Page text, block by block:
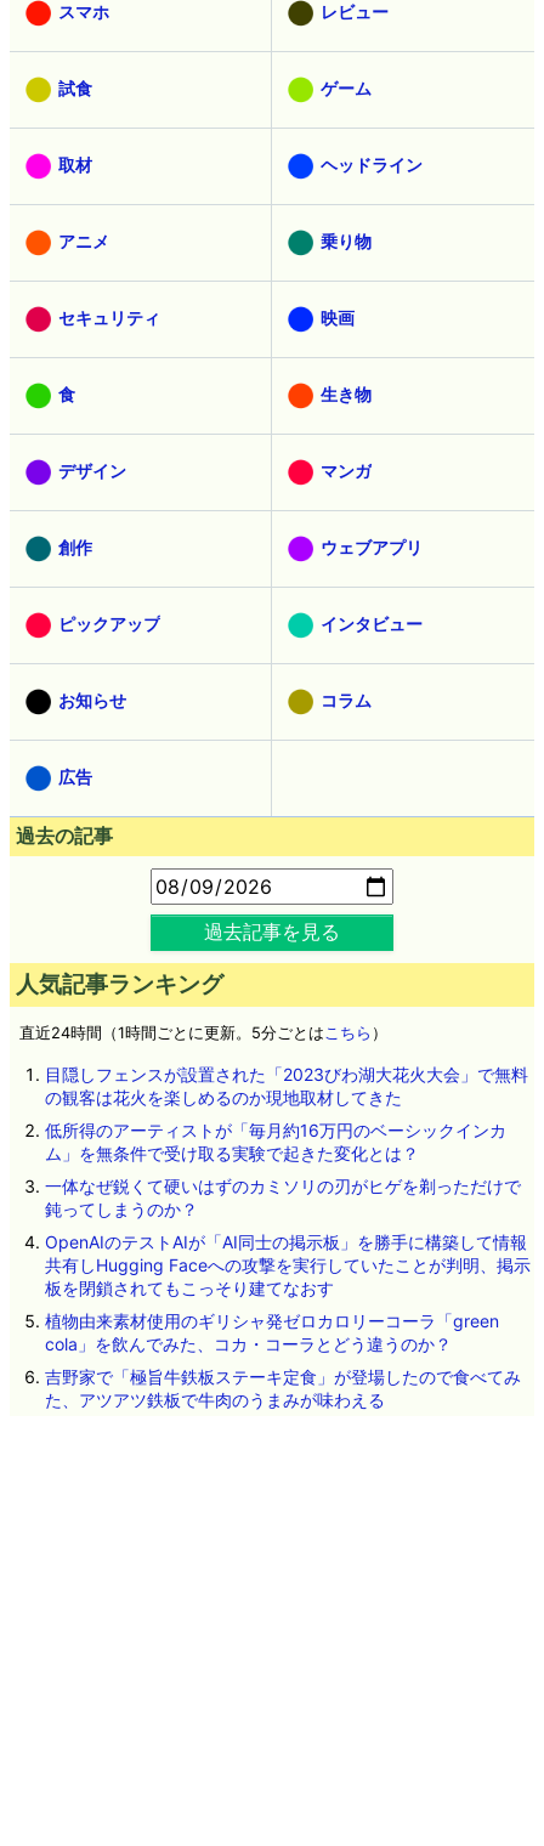
スマホ レビュー
試食 ゲーム
取材 ヘッドライン
アニメ 乗り物
セキュリティ 映画
食 生き物
デザイン マンガ
創作 ウェブアプリ
ピックアップ インタビュー
お知らせ コラム
広告
過去の記事
過去記事を見る
人気記事ランキング
直近24時間（1時間ごとに更新。5分ごとはこちら ）
目隠しフェンスが設置された「2023びわ湖大花火大会」で無料
の観客は花火を楽しめるのか現地取材してきた
低所得のアーティストが「毎月約16万円のベーシックインカ
ム」を無条件で受け取る実験で起きた変化とは？
一体なぜ鋭くて硬いはずのカミソリの刃がヒゲを剃っただけで
鈍ってしまうのか？
OpenAIのテストAIが「AI同士の掲示板」を勝手に構築して情報
共有しHugging Faceへの攻撃を実行していたことが判明、掲示
板を閉鎖されてもこっそり建てなおす
植物由来素材使用のギリシャ発ゼロカロリーコーラ「green
cola」を飲んでみた、コカ・コーラとどう違うのか？
吉野家で「極旨牛鉄板ステーキ定食」が登場したので食べてみ
た、アツアツ鉄板で牛肉のうまみが味わえる